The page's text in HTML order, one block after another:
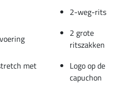
2-weg-rits
2 grote
ritszakken
met
Logo op de
capuchon